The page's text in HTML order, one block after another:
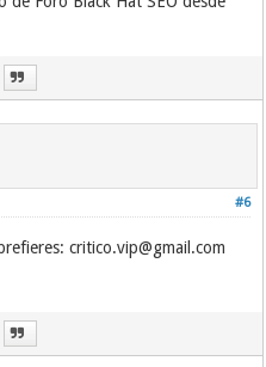
#6
critico.vip@gmail.com